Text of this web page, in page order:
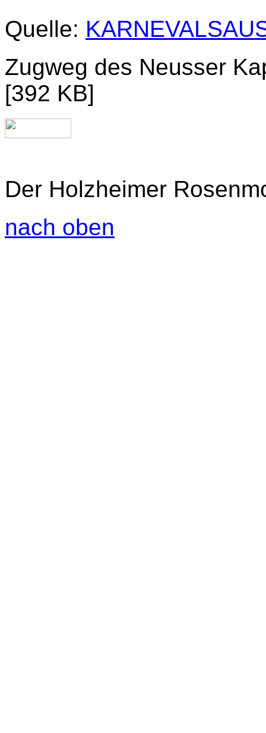
Quelle:
Zugweg des Neusser
[392 KB]
Der Holzheimer
nach oben